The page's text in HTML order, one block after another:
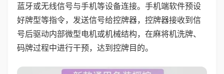
蓝牙或无线信号与手机等设备连接。手机端软件预设
好牌型等指令，发送信号给控牌器，控牌器接收到信
号后驱动内部微型电机或机械结构，在麻将机洗牌、
码牌过程中进行干预，达到控牌目的。